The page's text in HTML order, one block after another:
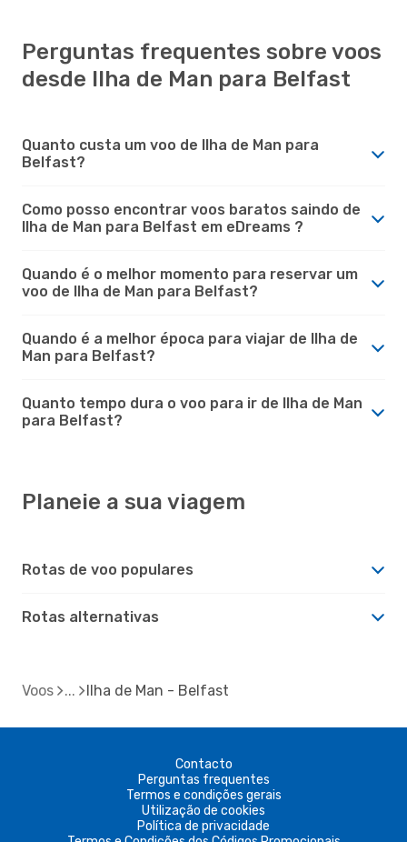
Perguntas frequentes sobre voos
desde Ilha de Man para Belfast
Quanto custa um voo de Ilha de Man para
Belfast?
Como posso encontrar voos baratos saindo de
Ilha de Man para Belfast em eDreams ?
Quando é o melhor momento para reservar um
voo de Ilha de Man para Belfast?
Quando é a melhor época para viajar de Ilha de
Man para Belfast?
Quanto tempo dura o voo para ir de Ilha de Man
para Belfast?
Planeie a sua viagem
Rotas de voo populares
Rotas alternativas
Voos Ilha de Man - Belfast
Contacto
Perguntas frequentes
Termos e condições gerais
Utilização de cookies
Política de privacidade